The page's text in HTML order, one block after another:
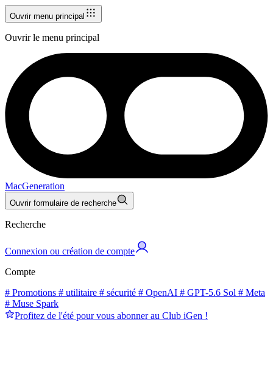
Ouvrir menu principal
Ouvrir le menu principal
MacGeneration
Ouvrir formulaire de recherche
Recherche
Connexion ou création de compte
Compte
# Promotions # utilitaire # sécurité # OpenAI # GPT-5.6 Sol # Meta
# Muse Spark
Profitez de l'été pour vous abonner au Club iGen !